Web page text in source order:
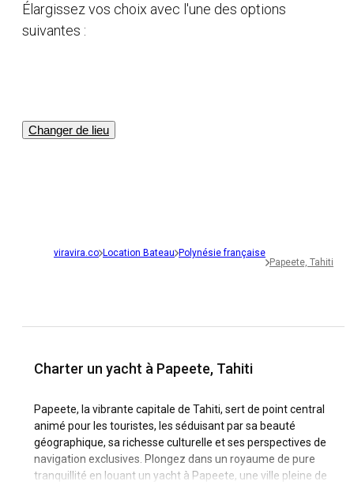
Élargissez vos choix avec l'une des options
suivantes :
Changer de lieu
viravira.co Location Bateau Polynésie française
Papeete, Tahiti
Charter un yacht à Papeete, Tahiti
Papeete, la vibrante capitale de Tahiti, sert de point central
animé pour les touristes, les séduisant par sa beauté
géographique, sa richesse culturelle et ses perspectives de
navigation exclusives. Plongez dans un royaume de pure
tranquillité en louant un yacht à Papeete, une ville pleine de